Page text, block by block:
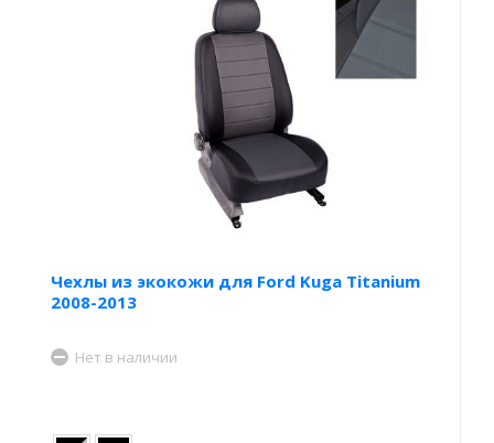
Чехлы из экокожи для Ford Kuga Titanium
2008-2013
Нет в наличии